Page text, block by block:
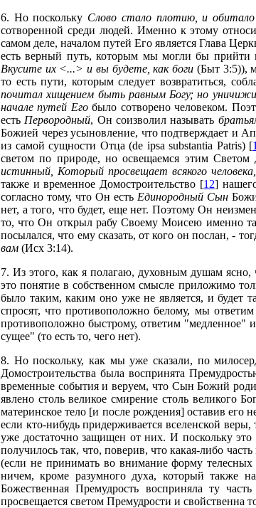
6. Но поскольку Слово стало плотию, и
сотворенной среди людей. Именно к этому
самом деле, началом путей Его является Глава
есть верный путь, которым мы могли бы прийти
Вкусите их <...> и вы будете, как боги (Быт 3:5)),
то есть пути, которым следует возвратиться,
почитал хищением быть равным Богу; но
начале путей Егобыло сотворено человеком.
есть Первородный, Он соизволил называть
Божией через усыновление, что подтверждает и
из самой сущности Отца (de ipsa substantia Patris) [
светом по природе, но освещаемся этим Светом
истинный, Который просвещает всякого
также и временное Домостроительство [12]
согласно тому, что Он есть Единородный Сын
нет, а того, что будет, еще нет. Поэтому Он
то, что Он открыл рабу Своему Моисею именно
посылался, что ему сказать, от кого он послан, -
вам (Исх 3:14).
7. Из этого, как я полагаю, духовным душам
это понятие в собственном смысле приложимо
было таким, каким оно уже не является, и будет
спросят, что противоположно белому, мы
противоположно быстрому, ответим "медленное"
сущее" (то есть то, чего нет).
8. Но поскольку, как мы уже сказали, по
Домостроительства была воспринята
временные события и веруем, что Сын Божий
явлено столь великое смирение столь великого
материнское тело [и после рождения] оставив его
если кто-нибудь придерживается вселенской
уже достаточно защищен от них. И поскольку это
получилось так, что, поверив, что какая-либо
(если не принимать во внимание форму телесных
ничем, кроме разумного духа, который также
Божественная Премудрость восприняла ту
просвещается светом Премудрости и свойственна